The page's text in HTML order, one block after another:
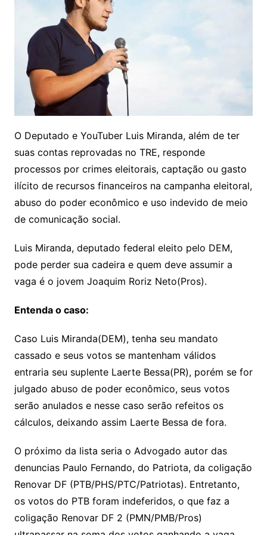
O Deputado e YouTuber Luis Miranda, além de ter
suas contas reprovadas no TRE, responde
processos por crimes eleitorais, captação ou gasto
ilícito de recursos financeiros na campanha eleitoral,
abuso do poder econômico e uso indevido de meio
de comunicação social.
Luis Miranda, deputado federal eleito pelo DEM,
pode perder sua cadeira e quem deve assumir a
vaga é o jovem Joaquim Roriz Neto(Pros).
Entenda o caso:
Caso Luis Miranda(DEM), tenha seu mandato
cassado e seus votos se mantenham válidos
entraria seu suplente Laerte Bessa(PR), porém se for
julgado abuso de poder econômico, seus votos
serão anulados e nesse caso serão refeitos os
cálculos, deixando assim Laerte Bessa de fora.
O próximo da lista seria o Advogado autor das
denuncias Paulo Fernando, do Patriota, da coligação
Renovar DF (PTB/PHS/PTC/Patriotas). Entretanto,
os votos do PTB foram indeferidos, o que faz a
coligação Renovar DF 2 (PMN/PMB/Pros)